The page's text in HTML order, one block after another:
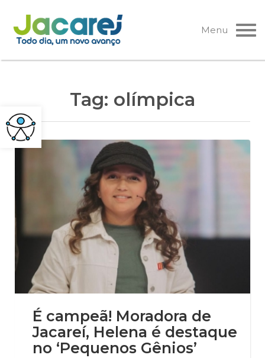
Pular
para
o
Menu
Tag: olímpica
É campeã! Moradora de
Jacareí, Helena é destaque
no ‘Pequenos Gênios’